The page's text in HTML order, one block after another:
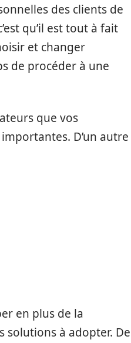
des clients de
qu’il est tout à fait
et changer
de procéder à une
que vos
D’un autre
en plus de la
solutions à adopter. De